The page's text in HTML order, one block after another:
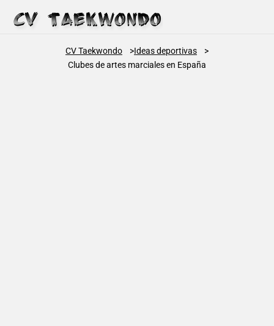
CV Taekwondo
Ideas deportivas
Clubes de artes marciales en España